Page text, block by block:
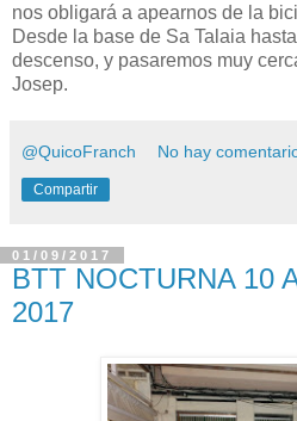
nos obligará a apearnos de la
Desde la base de Sa Talaia
descenso, y pasaremos muy
Josep.
@QuicoFranch No hay
Compartir
01/09/2017
BTT NOCTURNA 10
2017